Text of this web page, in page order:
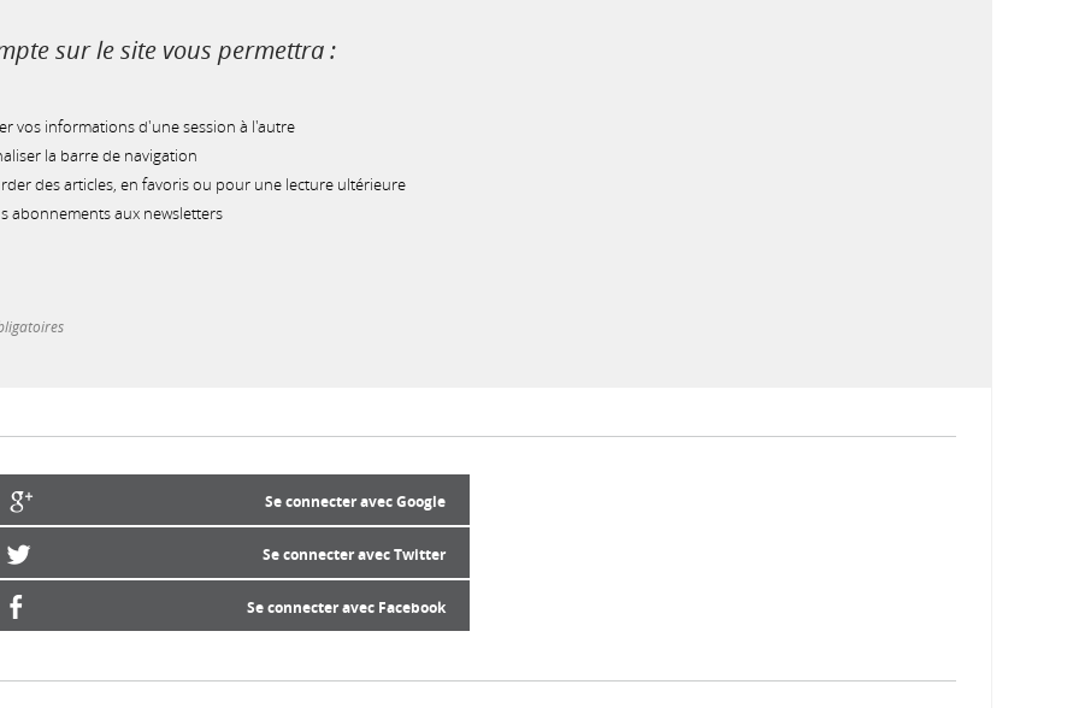
sur le site vous permettra :
vos informations d'une session à l'autre
la barre de navigation
des articles, en favoris ou pour une lecture ultérieure
abonnements aux newsletters
Se connecter avec Google
Se connecter avec Twitter
Se connecter avec Facebook